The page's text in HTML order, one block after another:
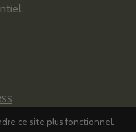
ce site plus fonctionnel.